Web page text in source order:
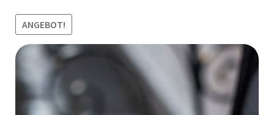
ANGEBOT!